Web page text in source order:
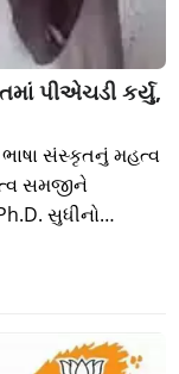
પીએચડી કર્યુ,
સંસ્કૃતનું મહત્વ
સમજીને
સુધીનો